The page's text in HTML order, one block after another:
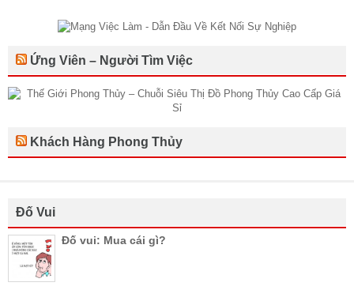
Ứng Viên – Người Tìm Việc
Khách Hàng Phong Thủy
Đố Vui
Đố vui: Mua cái gì?